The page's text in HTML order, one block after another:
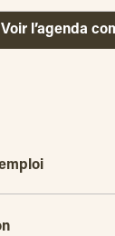
Voir l’agenda